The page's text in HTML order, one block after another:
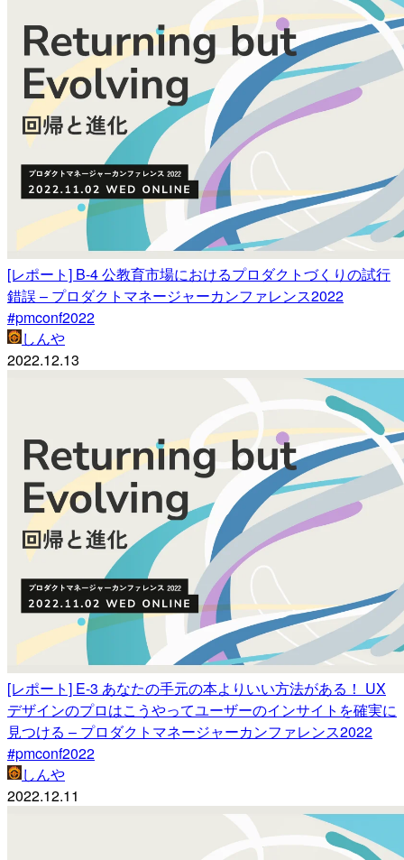
[レポート] B-4 公教育市場におけるプロダクトづくりの試行
錯誤 – プロダクトマネージャーカンファレンス2022
#pmconf2022
しんや
2022.12.13
[レポート] E-3 あなたの手元の本よりいい方法がある！ UX
デザインのプロはこうやってユーザーのインサイトを確実に
見つける – プロダクトマネージャーカンファレンス2022
#pmconf2022
しんや
2022.12.11